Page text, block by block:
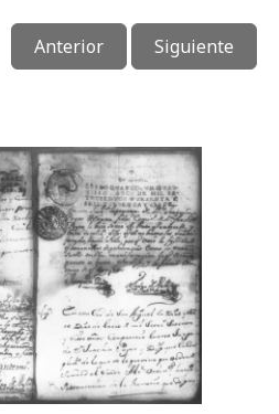
Anterior Siguiente